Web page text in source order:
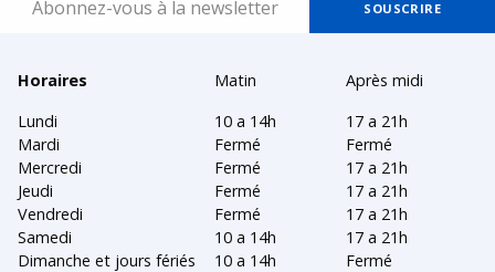
Horaires Matin
Après midi
Lundi
10 a 14h
17 a 21h
Mardi
Fermé
Fermé
Mercredi
Fermé
17 a 21h
Jeudi
Fermé
17 a 21h
Vendredi
Fermé
17 a 21h
Samedi
10 a 14h
17 a 21h
Dimanche et jours fériés
10 a 14h Fermé